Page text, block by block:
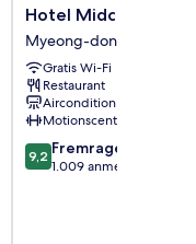
Hotel
Midcity
Myeongdong
Myeong-
dong
Hotel Midcity
Myeong-dong
Gratis Wi-Fi
Restaurant
Aircondition
Motionscenter
9.2
ud
9,2 Fremragende
1.009 anmeldelser